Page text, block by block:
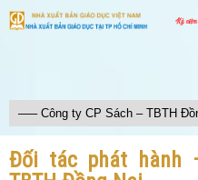
Đối tác phát hành